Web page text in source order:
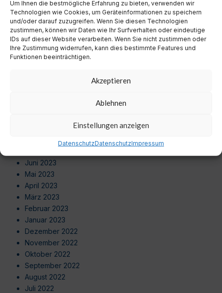
Um Ihnen die bestmögliche Erfahrung zu bieten, verwenden wir
Technologien wie Cookies, um Geräteinformationen zu speichern
und/oder darauf zuzugreifen. Wenn Sie diesen Technologien
zustimmen, können wir Daten wie Ihr Surfverhalten oder eindeutige
IDs auf dieser Website verarbeiten. Wenn Sie nicht zustimmen oder
Ihre Zustimmung widerrufen, kann dies bestimmte Features und
Funktionen beeinträchtigen.
Akzeptieren
Ablehnen
Einstellungen anzeigen
DatenschutzDatenschutzImpressum
August 2024
Juli 2024
Juni 2024
Mai 2024
April 2024
März 2024
September 2023
August 2023
Juni 2023
Mai 2023
April 2023
März 2023
Februar 2023
Januar 2023
Dezember 2022
November 2022
Oktober 2022
September 2022
August 2022
Juli 2022